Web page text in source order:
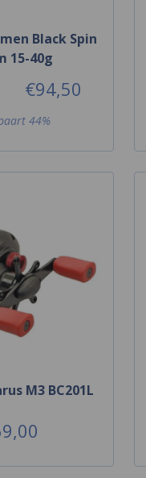
Black Spin
15-40g
€94,50
44%
M3 BC201L